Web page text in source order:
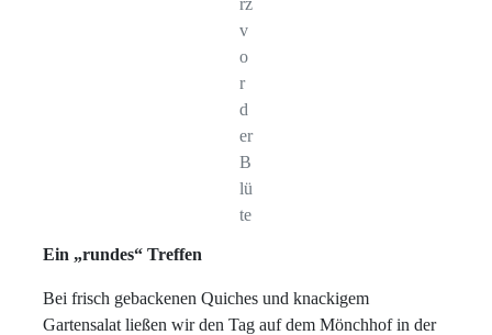
rz
v
o
r
d
er
B
lü
te
Ein „rundes“ Treffen
Bei frisch gebackenen Quiches und knackigem
Gartensalat ließen wir den Tag auf dem Mönchhof in der